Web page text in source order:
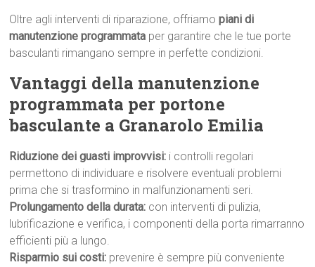
Oltre agli interventi di riparazione, offriamopiani di
manutenzione programmata per garantire che le tue porte
basculanti rimangano sempre in perfette condizioni.
Vantaggi della manutenzione
programmata per portone
basculante a Granarolo Emilia
Riduzione dei guasti improvvisi: i controlli regolari
permettono di individuare e risolvere eventuali problemi
prima che si trasformino in malfunzionamenti seri.
Prolungamento della durata: con interventi di pulizia,
lubrificazione e verifica, i componenti della porta rimarranno
efficienti più a lungo.
Risparmio sui costi: prevenire è sempre più conveniente